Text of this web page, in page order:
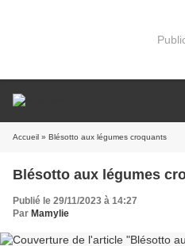
Accueil » Blésotto aux légumes croquants
Blésotto aux légumes
Publié le 29/11/2023 à 14:27
Par Mamylie